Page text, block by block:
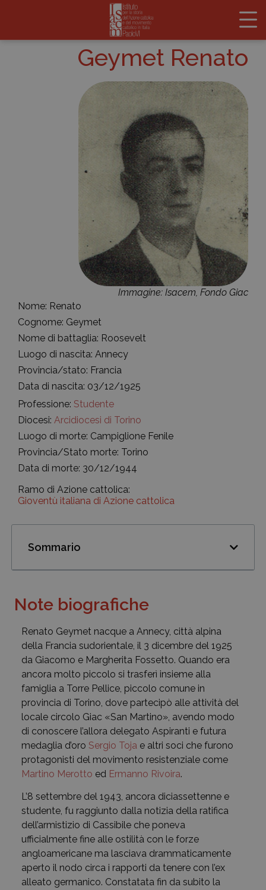
Geymet Renato
Immagine: Isacem, Fondo Giac
Nome: Renato
Cognome: Geymet
Nome di battaglia: Roosevelt
Luogo di nascita: Annecy
Provincia/stato: Francia
Data di nascita: 03/12/1925
Professione: Studente
Diocesi: Arcidiocesi di Torino
Luogo di morte: Campiglione Fenile
Provincia/Stato morte: Torino
Data di morte: 30/12/1944
Ramo di Azione cattolica:
Gioventù italiana di Azione cattolica
Sommario
Note biografiche
Renato Geymet nacque a Annecy, città alpina
della Francia sudorientale, il 3 dicembre del 1925
da Giacomo e Margherita Fossetto. Quando era
ancora molto piccolo si trasferì insieme alla
famiglia a Torre Pellice, piccolo comune in
provincia di Torino, dove partecipò alle attività del
locale circolo Giac «San Martino», avendo modo
di conoscere l’allora delegato Aspiranti e futura
medaglia d’oro Sergio Toja e altri soci che furono
protagonisti del movimento resistenziale come
Martino Merotto ed Ermanno Rivoira.
L’8 settembre del 1943, ancora diciassettenne e
studente, fu raggiunto dalla notizia della ratifica
dell’armistizio di Cassibile che poneva
ufficialmente fine alle ostilità con le forze
angloamericane ma lasciava drammaticamente
aperto il nodo circa i rapporti da tenere con l’ex
alleato germanico. Constatata fin da subito la